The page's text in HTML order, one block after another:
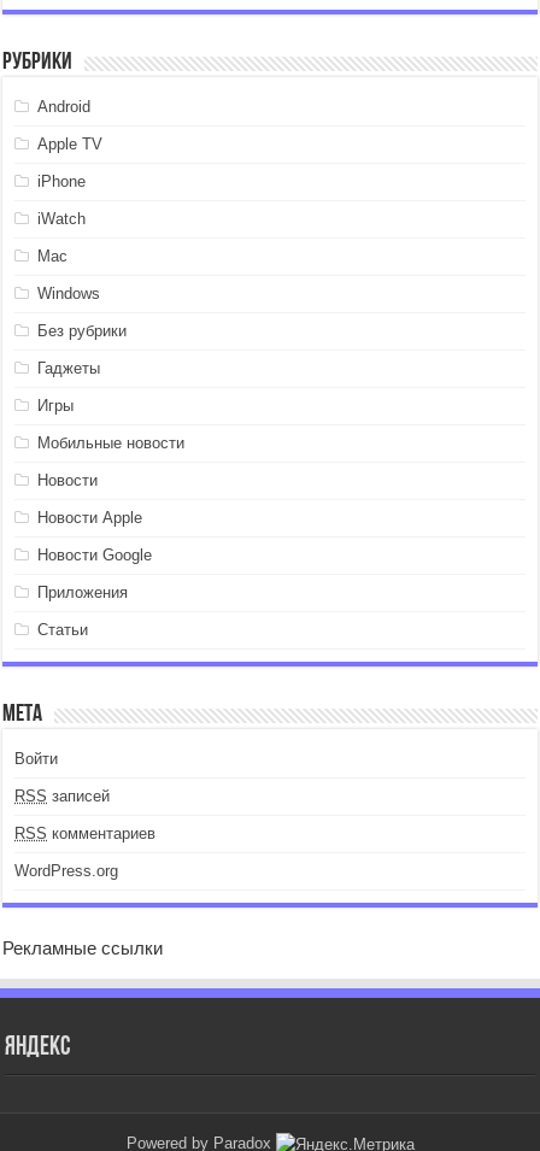
Рубрики
Android
Apple TV
iPhone
iWatch
Mac
Windows
Без рубрики
Гаджеты
Игры
Мобильные новости
Новости
Новости Apple
Новости Google
Приложения
Статьи
Мета
Войти
RSS записей
RSS комментариев
WordPress.org
Рекламные ссылки
Яндекс
Powered by Paradox